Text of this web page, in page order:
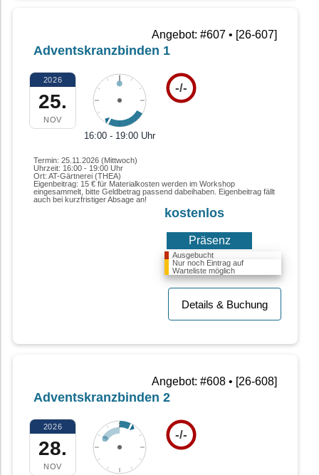
Angebot: #607 • [26-607]
Adventskranzbinden 1
2026
25.
NOV
16:00 - 19:00 Uhr
-/-
Termin: 25.11.2026 (Mittwoch)
Uhrzeit: 16:00 - 19:00 Uhr
Ort: AT-Gärtnerei (THEA)
Eigenbeitrag: 15 € für Materialkosten werden im Workshop
eingesammelt, bitte Geldbetrag passend dabeihaben. Eigenbeitrag fällt
auch bei kurzfristiger Absage an!
kostenlos
Präsenz
Ausgebucht
Nur noch Eintrag auf
Warteliste möglich
Details & Buchung
Angebot: #608 • [26-608]
Adventskranzbinden 2
2026
28.
NOV
-/-